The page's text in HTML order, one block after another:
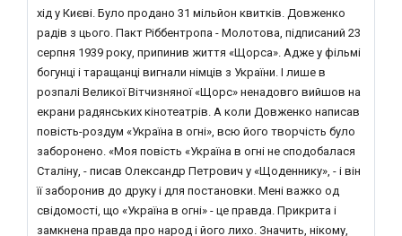
хід у Києві. Було продано 31 мільйон квитків. Довженко
радів з цього. Пакт Ріббентропа - Молотова, підписаний 23
серпня 1939 року, припинив життя «Щорса». Адже у фільмі
богунці і таращанці вигнали німців з України. І лише в
розпалі Великої Вітчизняної «Щорс» ненадовго вийшов на
екрани радянських кінотеатрів. А коли Довженко написав
повість-роздум «Україна в огні», всю його творчість було
заборонено. «Моя повість «Україна в огні не сподобалася
Сталіну, - писав Олександр Петрович у «Щоденнику», - і він
її заборонив до друку і для постановки. Мені важко од
свідомості, що «Україна в огні» - це правда. Прикрита і
замкнена правда про народ і його лихо. Значить, нікому,